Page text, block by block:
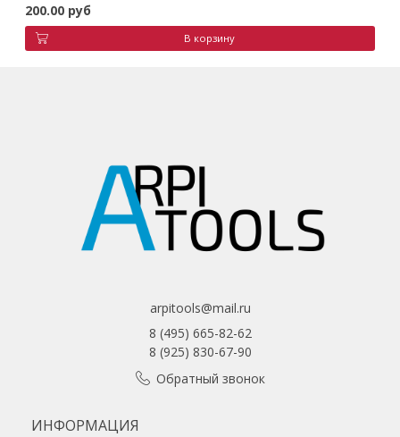
200.00 руб
В корзину
arpitools@mail.ru
8 (495) 665-82-62
8 (925) 830-67-90
Обратный звонок
ИНФОРМАЦИЯ